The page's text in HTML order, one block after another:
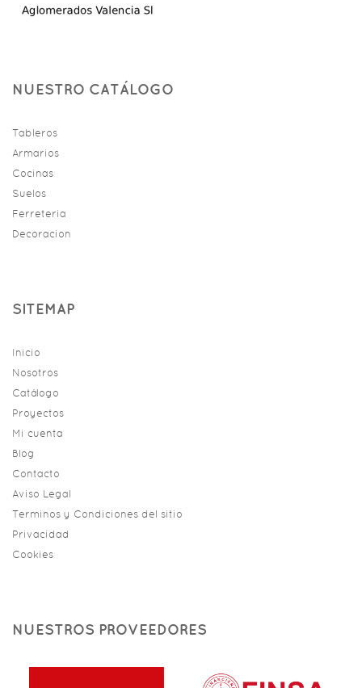
NUESTRO CATÁLOGO
Tableros
Armarios
Cocinas
Suelos
Ferreteria
Decoracion
SITEMAP
Inicio
Nosotros
Catálogo
Proyectos
Mi cuenta
Blog
Contacto
Aviso Legal
Terminos y Condiciones del sitio
Privacidad
Cookies
NUESTROS PROVEEDORES